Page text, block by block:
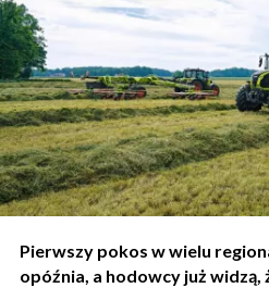
Pierwszy pokos w wielu
opóźnia, a hodowcy już